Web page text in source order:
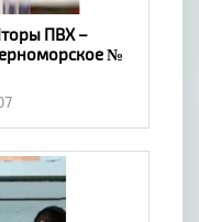
ПВХ –
№